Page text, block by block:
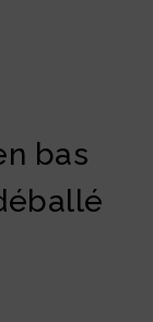
bas